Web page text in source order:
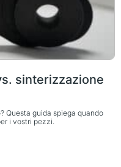
sinterizzazione
Questa guida spiega quando
i vostri pezzi.